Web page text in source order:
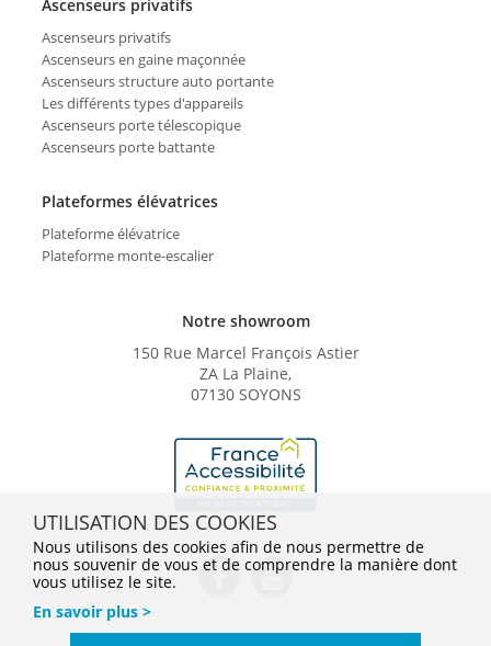
Notre showroom
150 Rue Marcel François Astier
ZA La Plaine,
07130 SOYONS
Ascenseurs privatifs
Ascenseurs privatifs
Ascenseurs en gaine maçonnée
Ascenseurs structure auto portante
Les différents types d'appareils
Ascenseurs porte télescopique
Ascenseurs porte battante
Plateformes élévatrices
Plateforme élévatrice
Plateforme monte-escalier
UTILISATION DES COOKIES
Nous utilisons des cookies afin de nous permettre de
nous souvenir de vous et de comprendre la manière dont
vous utilisez le site.
En savoir plus >